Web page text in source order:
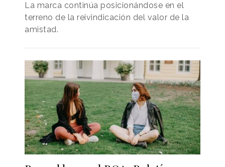
La marca continúa posicionándose en el
terreno de la reivindicación del valor de la
amistad.